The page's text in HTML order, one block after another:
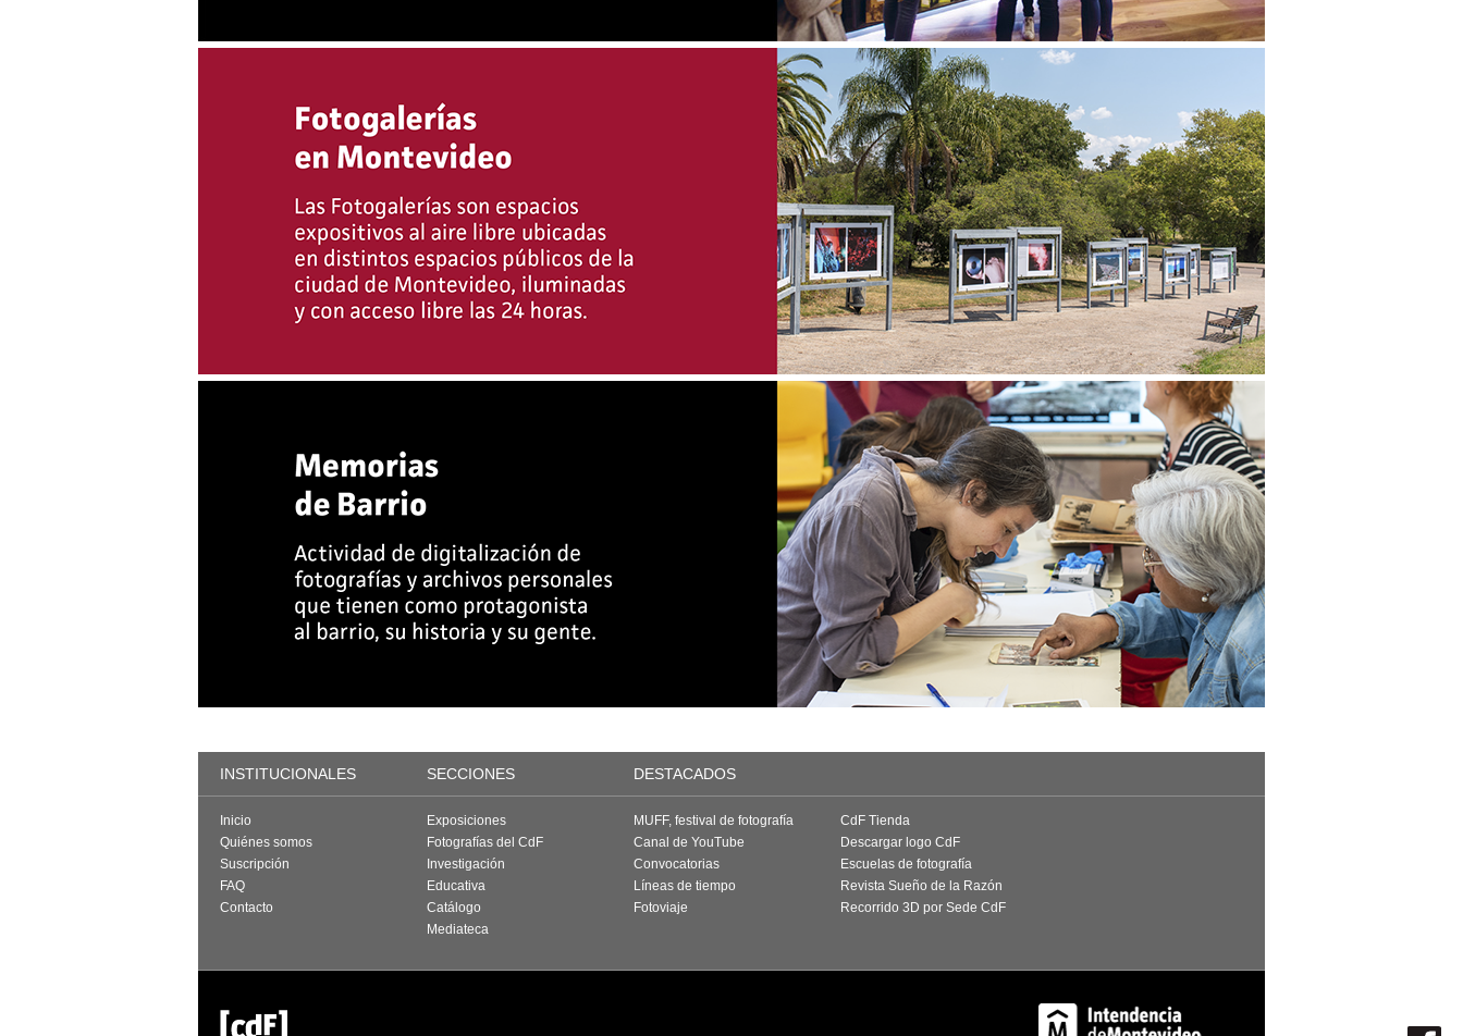
INSTITUCIONALES SECCIONES DESTACADOS
Inicio
Quiénes somos
Suscripción
FAQ
Contacto
Exposiciones
Fotografías del CdF
Investigación
Educativa
Catálogo
Mediateca
MUFF, festival de fotografía
Canal de YouTube
Convocatorias
Líneas de tiempo
Fotoviaje
CdF Tienda
Descargar logo CdF
Escuelas de fotografía
Revista Sueño de la Razón
Recorrido 3D por Sede CdF